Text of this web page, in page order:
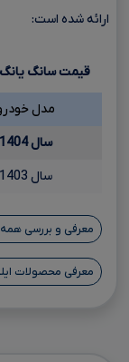
ارائه شده است:
قیمت سانگ یانگ
مدل
سال 1404
سال 1403
معرفی و بررسی
معرفی محصولات